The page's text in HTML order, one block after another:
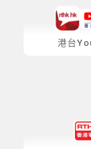
港台